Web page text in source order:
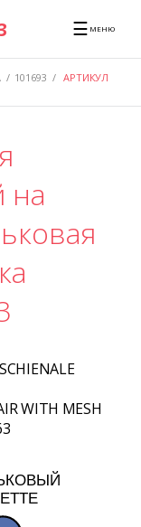
☰ МЕНЮ
/ 101693 / АРТИКУЛ
на
WITH MESH